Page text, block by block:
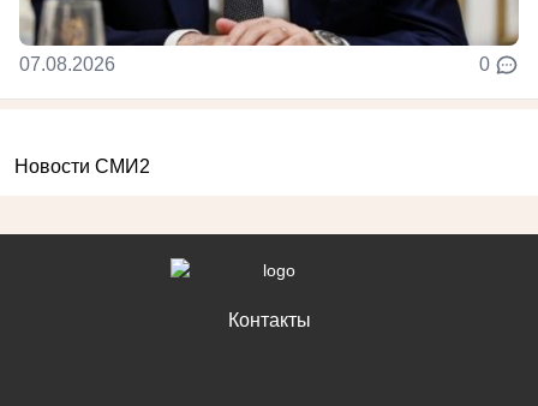
07.08.2026 0
Новости СМИ2
Контакты